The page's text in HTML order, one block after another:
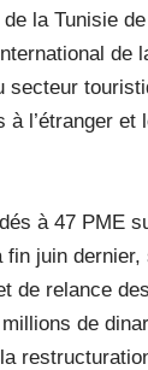
la Tunisie
de
secteur
à l’étranger et
à 47 PME
fin juin
de relance
de